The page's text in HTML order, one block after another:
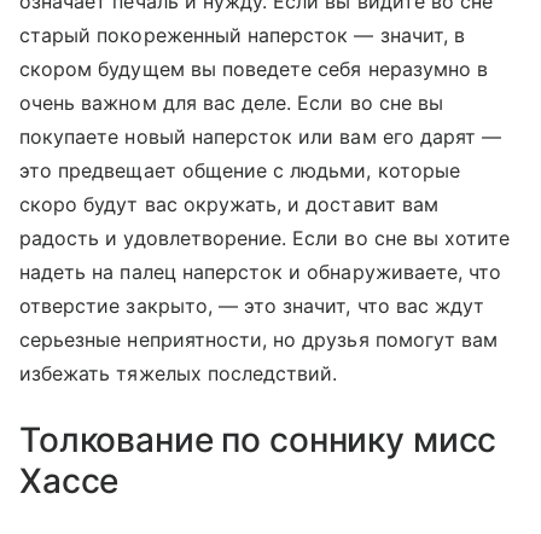
старый покореженный наперсток — значит, в
скором будущем вы поведете себя неразумно в
очень важном для вас деле. Если во сне вы
покупаете новый наперсток или вам его дарят —
это предвещает общение с людьми, которые
скоро будут вас окружать, и доставит вам
радость и удовлетворение. Если во сне вы хотите
надеть на палец наперсток и обнаруживаете, что
отверстие закрыто, — это значит, что вас ждут
серьезные неприятности, но друзья помогут вам
избежать тяжелых последствий.
Толкование по соннику мисс
Хассе